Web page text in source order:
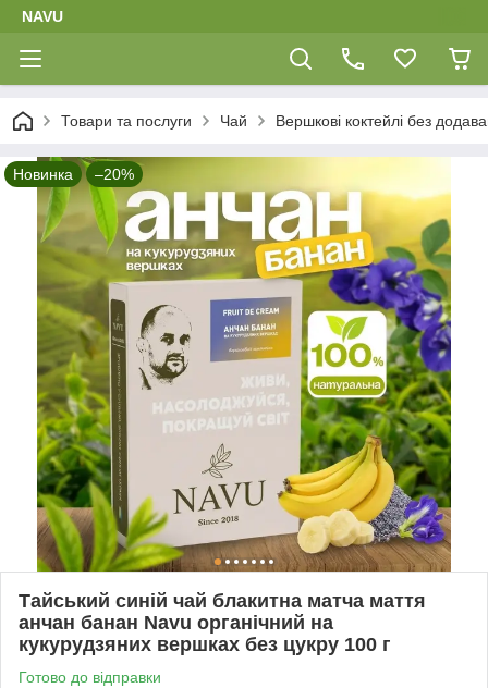
NAVU
Товари та послуги Чай Вершкові коктейлі без
Новинка –20%
Тайський синій чай блакитна матча маття
анчан банан Navu органічний на
кукурудзяних вершках без цукру 100 г
Готово до відправки